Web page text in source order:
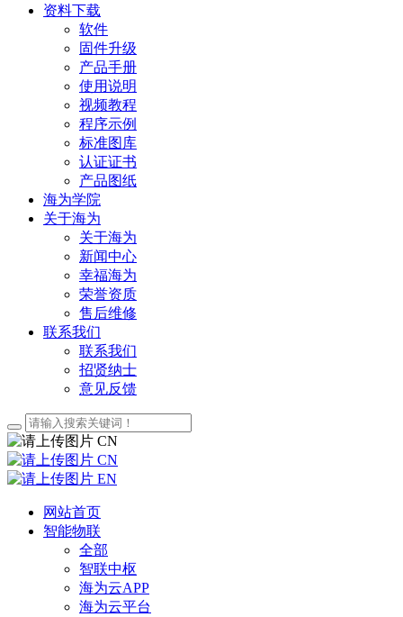
资料下载
软件
固件升级
产品手册
使用说明
视频教程
程序示例
标准图库
认证证书
产品图纸
海为学院
关于海为
关于海为
新闻中心
幸福海为
荣誉资质
售后维修
联系我们
联系我们
招贤纳士
意见反馈
CN
CN
EN
网站首页
智能物联
全部
智联中枢
海为云APP
海为云平台